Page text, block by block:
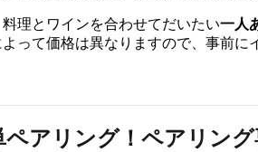
理とワインを合わせてだいたい一人
って価格は異なりますので、事前に
ペアリング！ペアリン